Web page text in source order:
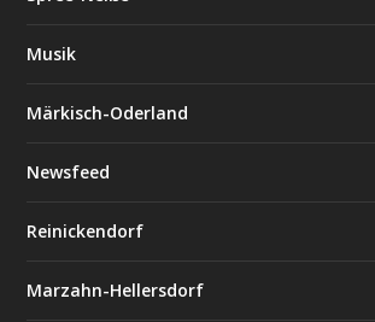
Musik
Märkisch-Oderland
Newsfeed
Reinickendorf
Marzahn-Hellersdorf